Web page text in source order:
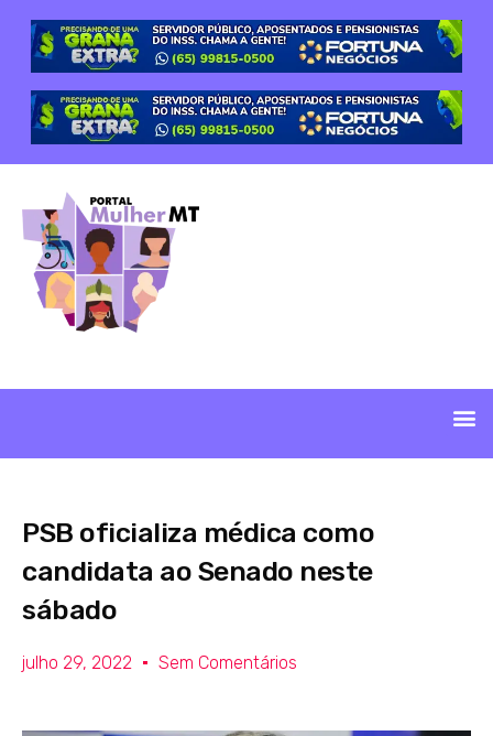
PSB oficializa médica como
candidata ao Senado neste
sábado
julho 29, 2022 Sem Comentários